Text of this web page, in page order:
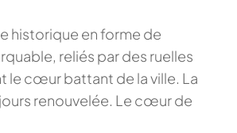
historique en forme de
reliés par des ruelles
le cœur battant de la ville. La
renouvelée. Le cœur de